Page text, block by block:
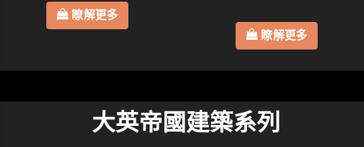
瞭解更多
瞭解更多
大英帝國建築系列